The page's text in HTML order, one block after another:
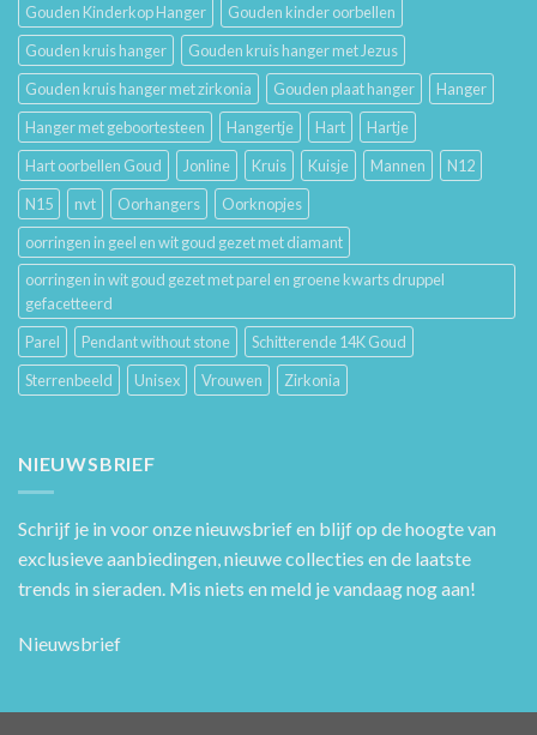
Gouden Kinderkop Hanger
Gouden kinder oorbellen
Gouden kruis hanger
Gouden kruis hanger met Jezus
Gouden kruis hanger met zirkonia
Gouden plaat hanger
Hanger
Hanger met geboortesteen
Hangertje Hart
Hartje
Hart oorbellen Goud
Jonline Kruis Kuisje Mannen
N12
N15
nvt Oorhangers
Oorknopjes
oorringen in geel en wit goud gezet met diamant
oorringen in wit goud gezet met parel en groene kwarts druppel
gefacetteerd
Parel
Pendant without stone
Schitterende 14K Goud
Sterrenbeeld
Unisex Vrouwen Zirkonia
NIEUWSBRIEF
Schrijf je in voor onze nieuwsbrief en blijf op de hoogte van
exclusieve aanbiedingen, nieuwe collecties en de laatste
trends in sieraden. Mis niets en meld je vandaag nog aan!
Nieuwsbrief